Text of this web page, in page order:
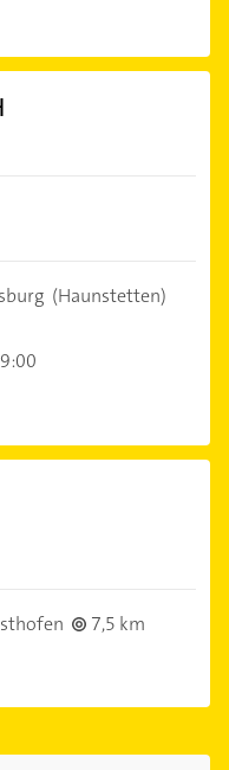
(Haunstetten)
7,5 km